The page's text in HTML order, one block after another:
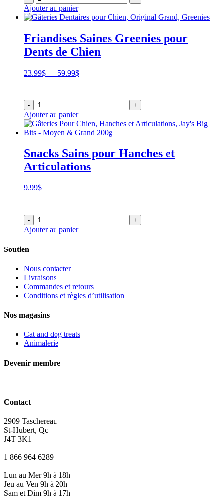
Ajouter au panier
Friandises Saines Greenies pour
Dents de Chien
23.99$ – 59.99$Plage
23.99$
à
- +
Ajouter au panier
Snacks Sains pour Hanches et
Articulations
9.99$
- +
Ajouter au panier
Soutien
Nous contacter
Livraisons
Commandes et retours
Conditions et règles d’utilisation
Nos magasins
Cat and dog treats
Animalerie
Devenir membre
Contact
2909 Taschereau
St-Hubert, Qc
J4T 3K1
1 866 964 6289
Lun au Mer 9h à 18h
Jeu au Ven 9h à 20h
Sam et Dim 9h à 17h